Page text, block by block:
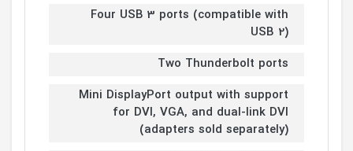
Four USB 3 ports (compatible with
USB 2)
Two Thunderbolt ports
Mini DisplayPort output with support
for DVI, VGA, and dual-link DVI
(adapters sold separately)